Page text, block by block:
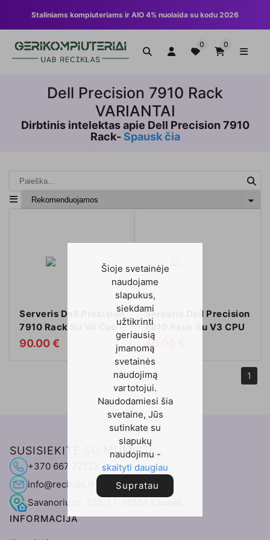
Šioje svetainėje
naudojame
slapukus,
siekdami
užtikrinti
geriausią
įmanomą
svetainės
naudojimą
vartotojui.
Naudodamiesi šia
svetaine, Jūs
sutinkate su
slapukų
naudojimu -
skaityti daugiau
Supratau
Staliniams kompiuteriams ir AIO 4% nuolaida su kodu 2026
0 0
Dell Precision 7910 Rack
VARIANTAI
Dirbtinis intelektas apie Dell Precision 7910
Rack- Spausk čia
Serveris Dell Precision
7910 Rack Su V4 Cpu -
Konfigūruojamas
90.00 €
Serveris Dell Precision
7910 Rack Su V3 CPU
- Konfigūruojamas
40.00 €
1
SUSISIEKITE SU MUMIS
+370 667 72222
info@reciklas.lt
Savanorių pr. 235, LT-50184 Kaunas
INFORMACIJA